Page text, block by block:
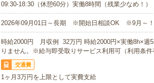
09:30-18:30（休憩60分）実働8時間（残業少なめ！）
2026年09月01日～長期 ※開始日相談OK ※9月～！
時給2000円 月収例 32万円 時給2000円×実働8h×
りません。※給与即受取りサービス利用可（利用条件
交通費
1ヶ月3万円を上限として実費支給